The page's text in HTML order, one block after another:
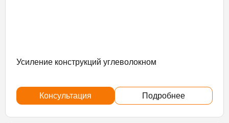
Усиление конструкций углеволокном
Консультация Подробнее